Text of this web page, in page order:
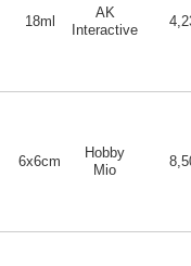
18ml
AK
Interactive
6x6cm
Hobby
Mio